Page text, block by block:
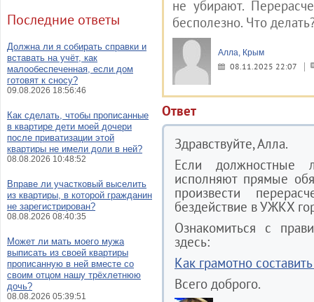
не убирают.
бесполезно. Что
Алла, Крым
08.11.2025 22:07
Ответ
Здравствуйте, Алла.
Если должностные
исполняют прямые
произвести
бездействие в УЖКХ
Ознакомиться с
здесь:
Как грамотно
Всего доброго.
Последние ответы
Должна ли я собирать справки и
вставать на учёт, как
малообеспеченная, если дом
готовят к сносу?
09.08.2026 18:56:46
Как сделать, чтобы прописанные
в квартире дети моей дочери
после приватизации этой
квартиры не имели доли в ней?
08.08.2026 10:48:52
Вправе ли участковый выселить
из квартиры, в которой гражданин
не зарегистрирован?
08.08.2026 08:40:35
Может ли мать моего мужа
выписать из своей квартиры
прописанную в ней вместе со
своим отцом нашу трёхлетнюю
дочь?
08.08.2026 05:39:51